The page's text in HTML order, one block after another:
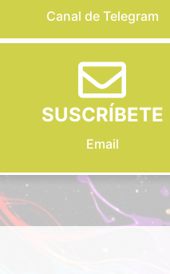
Canal de Telegram
SUSCRÍBETE
Email